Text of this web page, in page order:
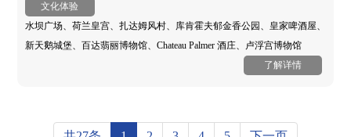
文化体验
水坝广场、荷兰皇宫、扎达姆风村、库肯霍夫郁金香公园、皇家啤酒屋、
新天鹅城堡、百达翡丽博物馆、Chateau Palmer 酒庄、卢浮宫博物馆
了解详情